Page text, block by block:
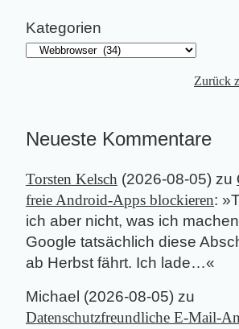
Kategorien
Zurück
Neueste Kommentare
Torsten Kelsch (2026-08-05) zu
freie Android-Apps blockieren: »
ich aber nicht, was ich
Google tatsächlich diese
ab Herbst fährt. Ich lade…«
Michael (2026-08-05) zu
Datenschutzfreundliche E-Mail-